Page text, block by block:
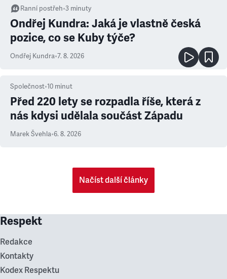
Ranní postřeh•3 minuty
Ondřej Kundra: Jaká je vlastně česká
pozice, co se Kuby týče?
Ondřej Kundra•7. 8. 2026
Společnost•10 minut
Před 220 lety se rozpadla říše, která z
nás kdysi udělala součást Západu
Marek Švehla•6. 8. 2026
Načíst další články
Respekt
Redakce
Kontakty
Kodex Respektu